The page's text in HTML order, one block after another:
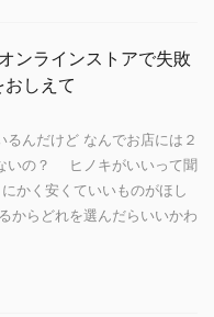
ンラインストアで失敗
しえて
るんだけど なんでお店には２
いの？ ヒノキがいいって聞
かく安くていいものがほし
からどれを選んだらいいかわ